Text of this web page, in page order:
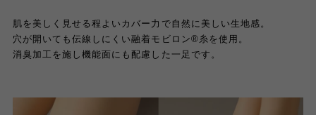
肌を美しく見せる程よいカバー力で自然に美しい生地感。
穴が開いても伝線しにくい融着モビロン®糸を使用。
消臭加工を施し機能面にも配慮した一足です。